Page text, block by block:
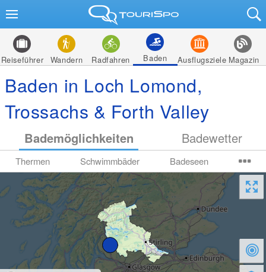
Reiseführer Wandern Radfahren Baden Ausflugsziele Magazin
Baden in Loch Lomond,
Trossachs & Forth Valley
Bademöglichkeiten Badewetter
Thermen Schwimmbäder Badeseen